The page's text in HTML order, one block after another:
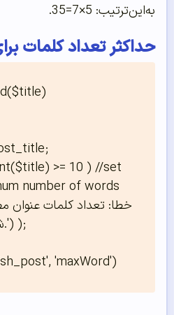
به‌این‌ترتیب: 5×7=35.
حداکثر تعداد کلمات
>= 10 ) //set
number of words
'maxWord')